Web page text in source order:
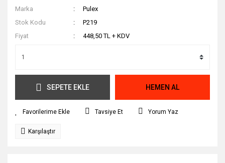
Marka
Pulex
Stok Kodu
P219
Fiyat
448,50 TL + KDV
SEPETE EKLE HEMEN AL
Tavsiye Et Yorum Yaz
Karşılaştır